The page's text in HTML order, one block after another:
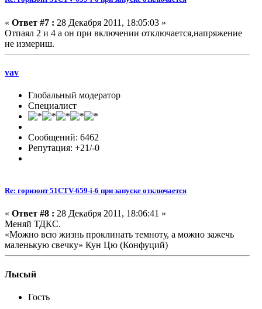
« Ответ #7 : 28 Декабря 2011, 18:05:03 »
Отпаял 2 и 4 а он при включении отключается,напряжение
не измериш.
vav
Глобальный модератор
Специалист
Сообщений: 6462
Репутация: +21/-0
Re: горизонт 51CTV-659-i-6 при запуске отключается
« Ответ #8 : 28 Декабря 2011, 18:06:41 »
Меняй ТДКС.
«Можно всю жизнь проклинать темноту, а можно зажечь
маленькую свечку» Кун Цю (Конфуций)
Лысый
Гость